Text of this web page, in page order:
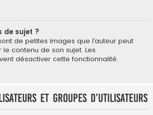
de sujet ?
de petites images que l’auteur peut
le contenu de son sujet. Les
désactiver cette fonctionnalité.
et groupes d’utilisateurs